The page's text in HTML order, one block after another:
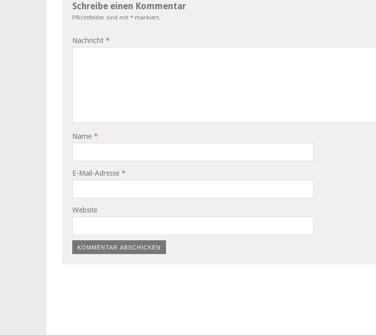
Schreibe einen Kommentar
Pflichtfelder sind mit * markiert.
Nachricht *
Name *
E-Mail-Adresse *
Website